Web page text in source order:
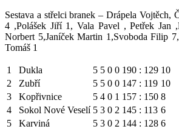
Sestava a střelci branek – Drápela Vojtěch,
4 ,Polášek Jiří 1, Vala Pavel , Petřek Jan
Norbert 5,Janíček Martin 1,Svoboda Filip
Tomáš 1
1 Dukla 5 5 0 0 190 : 129 10
2
Zubří 5 5 0 0 147 : 119 10
3
Kopřivnice 5 4 0 1 157 : 150 8
4
Sokol Nové Veselí 5 3 0 2 145 : 113 6
5
Karviná 5 3 0 2 144 : 128 6